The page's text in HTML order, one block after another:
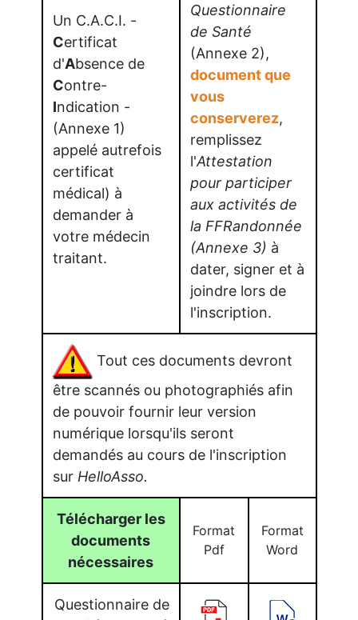
Un C.A.C.I. -
Certificat
d'Absence de
Contre-
Indication -
(Annexe 1)
appelé autrefois
certificat
médical) à
demander à
votre médecin
traitant.
Questionnaire
de Santé
(Annexe 2),
document que
vous
conserverez,
remplissez
l'Attestation
pour participer
aux activités de
la FFRandonnée
(Annexe 3) à
dater, signer et à
joindre lors de
l'inscription.
Tout ces documents devront
être scannés ou photographiés afin
de pouvoir fournir leur version
numérique lorsqu'ils seront
demandés au cours de l'inscription
sur HelloAsso.
Télécharger les
documents
nécessaires
Format
Pdf
Format
Word
Questionnaire de